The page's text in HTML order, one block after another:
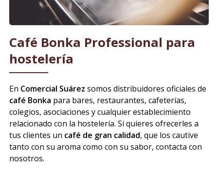
Café Bonka Professional para
hostelería
En Comercial Suárez somos distribuidores oficiales de
café Bonka para bares, restaurantes, cafeterías,
colegios, asociaciones y cualquier establecimiento
relacionado con la hostelería. Si quieres ofrecerles a
tus clientes un café de gran calidad, que los cautive
tanto con su aroma como con su sabor, contacta con
nosotros.